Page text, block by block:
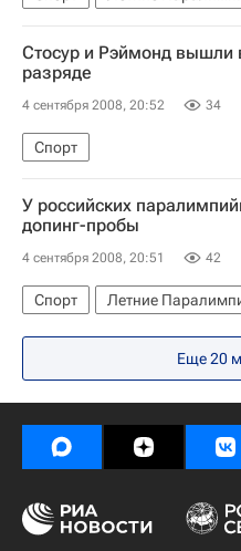
Стосур и Рэймонд вышли
разряде
4 сентября 2008, 20:52 34
Спорт
Открытый чемпионат США
У российских
допинг-пробы
4 сентября 2008, 20:51 42
Спорт Летние
Еще 20